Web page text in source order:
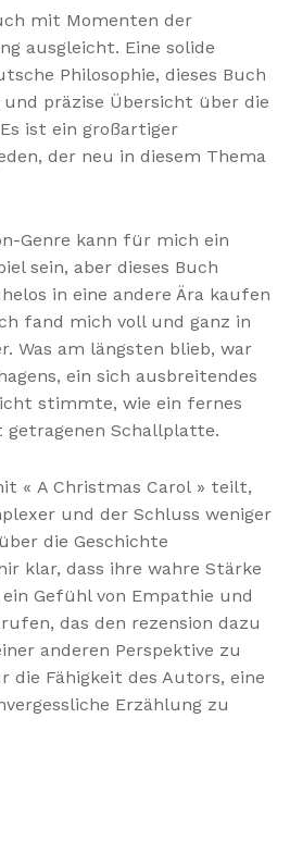
mit Momenten der
ausgleicht. Eine solide
Philosophie, dieses Buch
präzise Übersicht über die
ist ein großartiger
der neu in diesem Thema
Genre kann für mich ein
sein, aber dieses Buch
in eine andere Ära kaufen
fand mich voll und ganz in
Was am längsten blieb, war
ein sich ausbreitendes
stimmte, wie ein fernes
Schallplatte.
« A Christmas Carol » teilt,
und der Schluss weniger
die Geschichte
klar, dass ihre wahre Stärke
Gefühl von Empathie und
das den rezension dazu
anderen Perspektive zu
die Fähigkeit des Autors, eine
Erzählung zu